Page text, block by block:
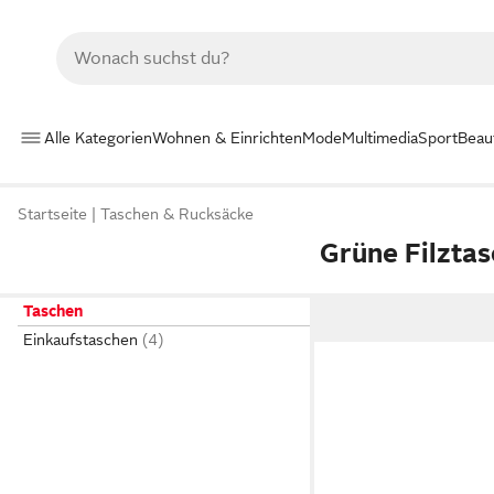
Alle KategorienWohnen & EinrichtenModeMultimediaSport
Startseite Taschen & Rucksäcke
Grüne
Taschen
Einkaufstaschen